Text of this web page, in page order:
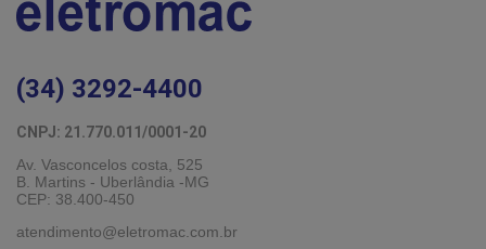
(34) 3292-4400
CNPJ: 21.770.011/0001-20
Av. Vasconcelos costa, 525
B. Martins - Uberlândia -MG
CEP: 38.400-450
atendimento@eletromac.com.br